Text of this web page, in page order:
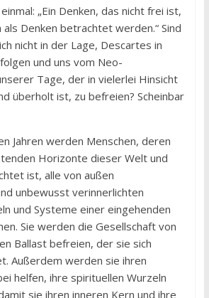
„Ein Denken, das nicht frei ist,
als Denken betrachtet werden.“ Sind
nicht in der Lage, Descartes in
und uns vom Neo-
Tage, der in vielerlei Hinsicht
überholt ist, zu befreien? Scheinbar
Jahren werden Menschen, deren
Horizonte dieser Welt und
ist, alle von außen
unbewusst verinnerlichten
und Systeme einer eingehenden
Sie werden die Gesellschaft von
Ballast befreien, der sie sich
Außerdem werden sie ihren
helfen, ihre spirituellen Wurzeln
sie ihren inneren Kern und ihre